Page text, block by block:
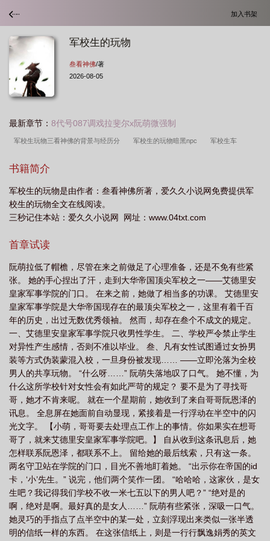
加入书架
军校生的玩物
叁看神佛/著
2026-08-05
最新章节： 8代号087调戏拉斐尔x阮萌微强制
军校生玩物三看神佛的背景与经历分 军校生的玩物暗黑npc 军校生车
原著在哪里看
读 军校生玩物高 军校生玩物暗黑2最新版本更新内容介 军校生有肉
吗 军校生的肉在第几章 军校生有肉
生的玩物三看神佛最新章节更新内容
佛) 军校生玩物三看神佛的背景故事及作 军校生的玩物np 军校生 有肉
吗 军校生writeas 军校生的肉 【军校生】 军校生的肉在哪 军校生
出书版番外补全肉 军校生的cp 军校生的日常
书籍简介
军校生的玩物是由作者：叁看神佛所著，爱久久小说网免费提供军
校生的玩物全文在线阅读。
三秒记住本站：爱久久小说网 网址：www.04txt.com
首章试读
阮萌拉低了帽檐，尽管在来之前做足了心理准备，还是不免有些紧
张。 她的手心捏出了汗，走到大华帝国顶尖军校之一——艾德里安
皇家军事学院的门口。 在来之前，她做了相当多的功课。 艾德里安
皇家军事学院是大华帝国现存在的最顶尖军校之一，这里有着千百
年的历史，出过无数优秀领袖。 然而，却存在叁个不成文的规定。
一、艾德里安皇家军事学院只收男性学生。 二、学校严令禁止学生
对异性产生感情，否则不准以毕业。 叁、凡有女性试图通过女扮男
装等方式伪装蒙混入校，一旦身份被发现…… ——立即沦落为全校
男人的共享玩物。 “什么呀……” 阮萌失落地叹了口气。 她不懂，为
什么这所学校针对女性会有如此严苛的规定？ 要不是为了寻找哥
哥，她才不肯来呢。 就在一个星期前，她收到了来自哥哥阮恩泽的
讯息。 全息屏在她面前自动显现，紧接着是一行浮动在半空中的闪
光文字。 【小萌，哥哥要去处理点工作上的事情。你如果实在想哥
哥了，就来艾德里安皇家军事学院吧。】 自从收到这条讯息后，她
怎样联系阮恩泽，都联系不上。 留给她的最后线索，只有这一条。
两名守卫站在学院的门口，目光不善地盯着她。 “出示你在帝国的id
卡，‘小’先生。” 说完，他们两个笑作一团。 “哈哈哈，这家伙，是女
生吧？我记得我们学校不收一米七五以下的男人吧？” “绝对是的
啊，绝对是啊。最好真的是女人……” 阮萌有些紧张，深吸一口气。
她灵巧的手指点了点半空中的某一处，立刻浮现出来类似一张半透
明的信纸一样的东西。 在这张信纸上，则是一行行飘逸娟秀的英文